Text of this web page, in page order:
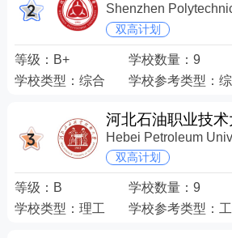
Shenzhen
双高计划
等级： B+ 学校数量：9
学校类型： 综合 学校参考类型：
河北石油职业技术
Hebei Petroleum
双高计划
等级： B 学校数量：9
学校类型： 理工 学校参考类型：